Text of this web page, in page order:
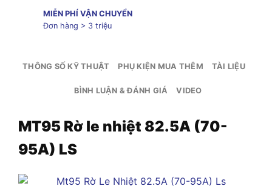
MIỄN PHÍ VẬN CHUYỂN
Đơn hàng > 3 triệu
THÔNG SỐ KỸ THUẬT PHỤ KIỆN MUA THÊM TÀI LIỆU
BÌNH LUẬN & ĐÁNH GIÁ VIDEO
MT95 Rờ le nhiệt 82.5A (70-
95A) LS